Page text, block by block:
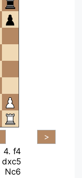
4.f4
dxc5
Nc6